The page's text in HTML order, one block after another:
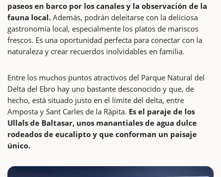
paseos en barco por los canales y la observación de la
fauna local. Además, podrán deleitarse con la deliciosa
gastronomía local, especialmente los platos de mariscos
frescos. Es una oportunidad perfecta para conectar con la
naturaleza y crear recuerdos inolvidables en familia.
Entre los muchos puntos atractivos del Parque Natural del
Delta del Ebro hay uno bastante desconocido y que, de
hecho, está situado justo en el límite del delta, entre
Amposta y Sant Carles de la Ràpita. Es el paraje de los
Ullals de Baltasar, unos manantiales de agua dulce
rodeados de eucalipto y que conforman un paisaje
único.